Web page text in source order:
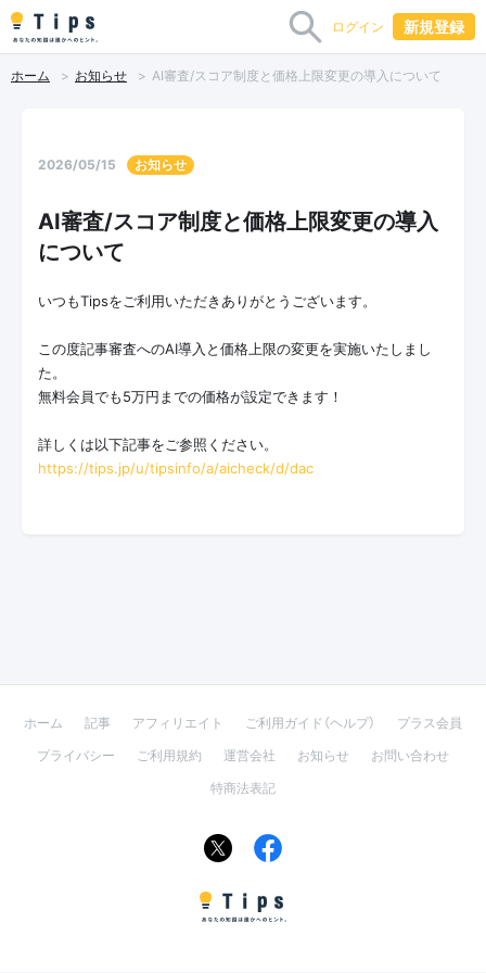
ログイン 新規登録
ホーム お知らせ AI審査/スコア制度と価格上限変更の導入について
2026/05/15 お知らせ
AI審査/スコア制度と価格上限変更の導入
について
いつもTipsをご利用いただきありがとうございます。
この度記事審査へのAI導入と価格上限の変更を実施いたしまし
た。
無料会員でも5万円までの価格が設定できます！
詳しくは以下記事をご参照ください。
https://tips.jp/u/tipsinfo/a/aicheck/d/dac
ホーム 記事 アフィリエイト ご利用ガイド（ヘルプ）
プラス会員
プライバシー
ご利用規約 運営会社 お知らせ
お問い合わせ
特商法表記